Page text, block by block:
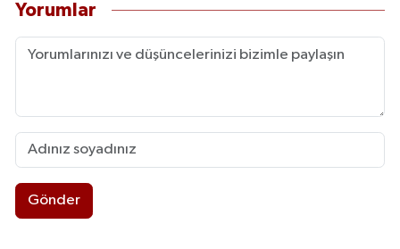
Yorumlar
Gönder